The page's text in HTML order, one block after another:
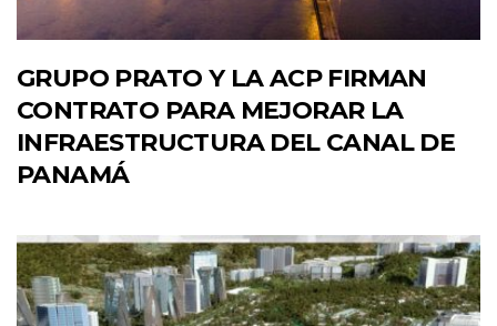
GRUPO PRATO Y LA ACP FIRMAN
CONTRATO PARA MEJORAR LA
INFRAESTRUCTURA DEL CANAL DE
PANAMÁ